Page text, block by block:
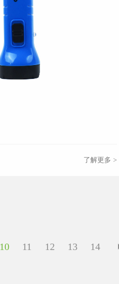
了解更多 >
10 11 12 13 14